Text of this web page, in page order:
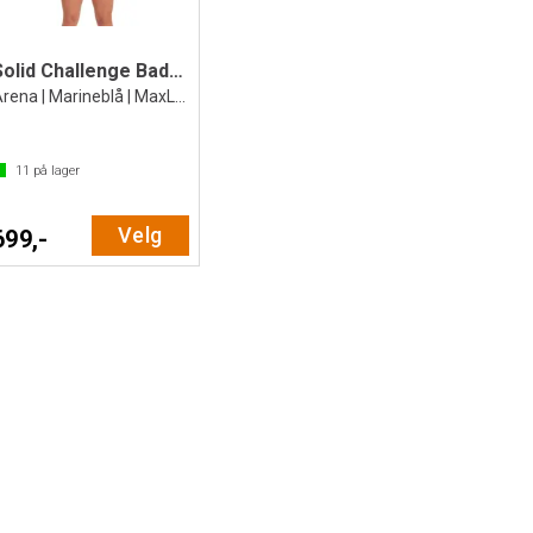
Solid Challenge Badedrakt
11 på lager
Velg